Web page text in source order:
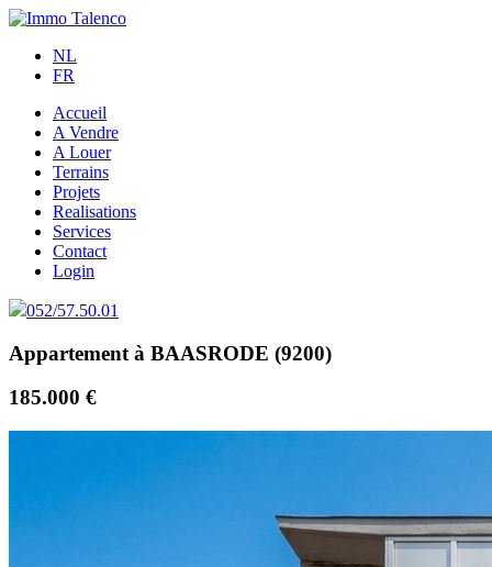
NL
FR
Accueil
A Vendre
A Louer
Terrains
Projets
Realisations
Services
Contact
Login
052/57.50.01
Appartement à BAASRODE (9200)
185.000 €